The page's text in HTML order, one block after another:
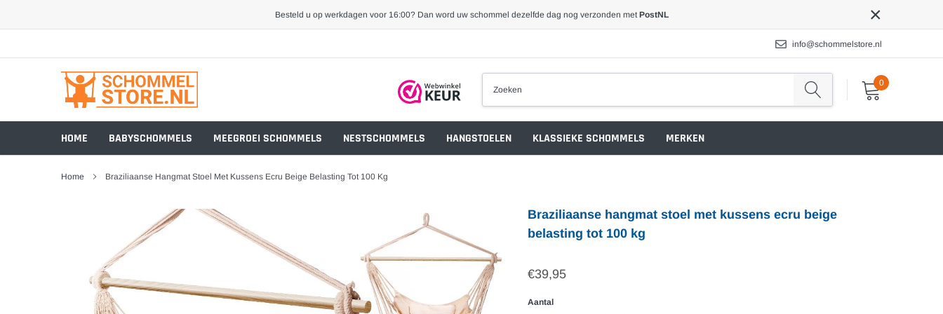
Besteld u op werkdagen voor 16:00? Dan word uw schommel dezelfde dag nog verzonden metPostNL ×
info@schommelstore.nl
0
HOME BABYSCHOMMELS MEEGROEI SCHOMMELS NESTSCHOMMELS HANGSTOELEN KLASSIEKE SCHOMMELS MERKEN
Home Braziliaanse Hangmat Stoel Met Kussens Ecru Beige Belasting Tot 100 Kg
Braziliaanse hangmat stoel met kussens ecru beige
belasting tot 100 kg
€39,95
Aantal